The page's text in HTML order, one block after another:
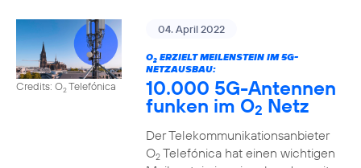
Credits: O2Telefónica
04. April 2022
O2ERZIELT MEILENSTEIN IM 5G-
NETZAUSBAU:
10.000 5G-Antennen
funken im O2 Netz
Der Telekommunikationsanbieter
O2Telefónica hat einen wichtigen